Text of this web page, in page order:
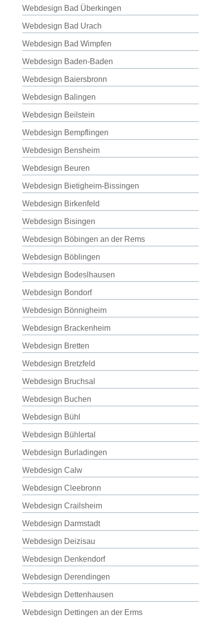
Webdesign Bad Überkingen
Webdesign Bad Urach
Webdesign Bad Wimpfen
Webdesign Baden-Baden
Webdesign Baiersbronn
Webdesign Balingen
Webdesign Beilstein
Webdesign Bempflingen
Webdesign Bensheim
Webdesign Beuren
Webdesign Bietigheim-Bissingen
Webdesign Birkenfeld
Webdesign Bisingen
Webdesign Böbingen an der Rems
Webdesign Böblingen
Webdesign Bodeslhausen
Webdesign Bondorf
Webdesign Bönnigheim
Webdesign Brackenheim
Webdesign Bretten
Webdesign Bretzfeld
Webdesign Bruchsal
Webdesign Buchen
Webdesign Bühl
Webdesign Bühlertal
Webdesign Burladingen
Webdesign Calw
Webdesign Cleebronn
Webdesign Crailsheim
Webdesign Darmstadt
Webdesign Deizisau
Webdesign Denkendorf
Webdesign Derendingen
Webdesign Dettenhausen
Webdesign Dettingen an der Erms